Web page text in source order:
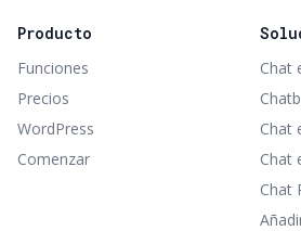
Producto
Funciones
Precios
WordPress
Comenzar
Chat
Chat
Chat
Chat